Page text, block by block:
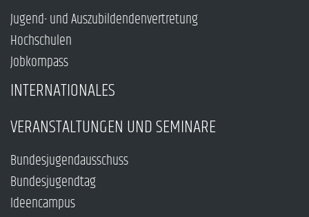
Jugend- und Auszubildendenvertretung
Hochschulen
Jobkompass
INTERNATIONALES
VERANSTALTUNGEN UND SEMINARE
Bundesjugendausschuss
Bundesjugendtag
Ideencampus